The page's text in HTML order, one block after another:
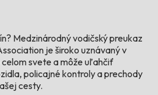
Medzinárodný vodičský preukaz
je široko uznávaný v
svete a môže uľahčiť
policajné kontroly a prechody
cesty.